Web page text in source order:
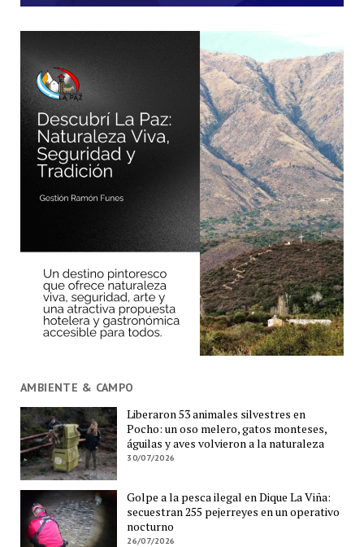
AMBIENTE & CAMPO
Liberaron 53 animales silvestres en
Pocho: un oso melero, gatos monteses,
águilas y aves volvieron a la naturaleza
30/07/2026
Golpe a la pesca ilegal en Dique La Viña:
secuestran 255 pejerreyes en un operativo
nocturno
26/07/2026